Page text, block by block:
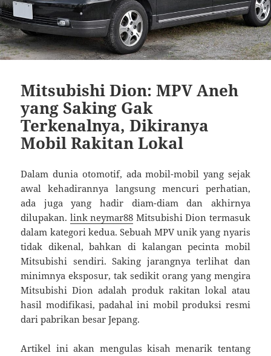
Mitsubishi Dion: MPV Aneh
yang Saking Gak
Terkenalnya, Dikiranya
Mobil Rakitan Lokal
Dalam dunia otomotif, ada mobil-mobil yang sejak
awal kehadirannya langsung mencuri perhatian,
ada juga yang hadir diam-diam dan akhirnya
dilupakan. link neymar88 Mitsubishi Dion termasuk
dalam kategori kedua. Sebuah MPV unik yang nyaris
tidak dikenal, bahkan di kalangan pecinta mobil
Mitsubishi sendiri. Saking jarangnya terlihat dan
minimnya eksposur, tak sedikit orang yang mengira
Mitsubishi Dion adalah produk rakitan lokal atau
hasil modifikasi, padahal ini mobil produksi resmi
dari pabrikan besar Jepang.
Artikel ini akan mengulas kisah menarik tentang